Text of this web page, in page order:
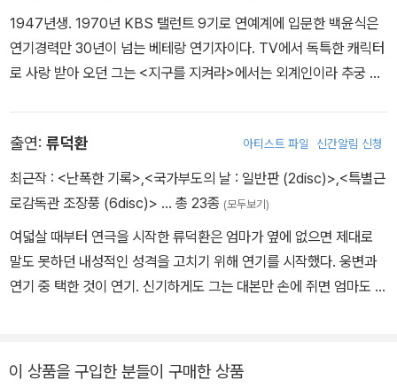
1947년생. 1970년 KBS 탤런트 9기로 연예계에 입문한 백윤식은
연기경력만 30년이 넘는 베테랑 연기자이다. TV에서 독특한 캐릭터
로 사랑 받아 오던 그는 <지구를 지켜라>에서는 외계인이라 추궁 당
해낼 수 없는 자시만의 연기의 세계를 보여주며 충무로를 깜짝 놀라
게 했다. 그는 특유의 카리스마를 자랑하며 몸을 사리지 않는 과감한
연기로 관객과 평단의 열광적인 지지를 받고 있다.
출연: 류덕환 아티스트 파일 신간알림 신청
최근작 : <난폭한 기록>,<국가부도의 날 : 일반판 (2disc)>,<특별근
로감독관 조장풍 (6disc)> … 총 23종 (모두보기)
여덟살 때부터 연극을 시작한 류덕환은 엄마가 옆에 없으면 제대로
말도 못하던 내성적인 성격을 고치기 위해 연기를 시작했다. 웅변과
연기 중 택한 것이 연기. 신기하게도 그는 대본만 손에 쥐면 엄마도 찾
지 않는 키 때문에 고민도 했다. 그러나 대선배들과의 작업을 통해 나
이 상품을 구입한 분들이 구매한 상품